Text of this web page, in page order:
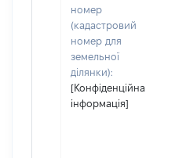
номер
(кадастровий
номер для
земельної
ділянки):
[Конфіденційна
інформація]